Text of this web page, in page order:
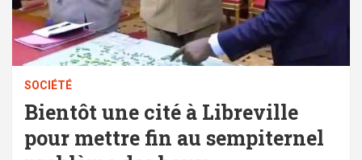
SOCIÉTÉ
Bientôt une cité à Libreville
pour mettre fin au sempiternel